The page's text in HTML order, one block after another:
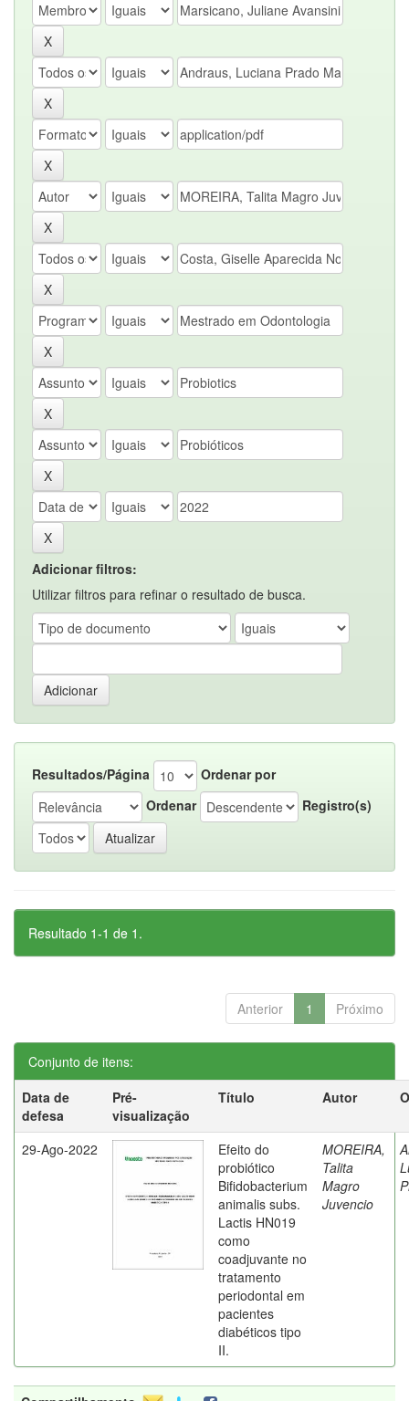
Adicionar filtros:
Utilizar filtros para refinar o resultado de busca.
Resultados/Página
Ordenar por
Ordenar
Registro(s)
Resultado 1-1 de 1.
Anterior 1 Próximo
Conjunto de itens:
Data de
defesa
Pré-
visualização
Título Autor
29-Ago-2022
Efeito do
probiótico
Bifidobacterium
animalis subs.
Lactis HN019
como
coadjuvante no
tratamento
periodontal em
pacientes
diabéticos tipo
II.
MOREIRA,
Talita
Magro
Juvencio